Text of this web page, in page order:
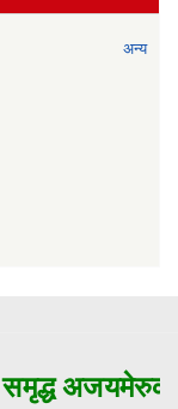
अन्य